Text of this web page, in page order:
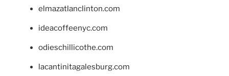
elmazatlanclinton.com
ideacoffeenyc.com
odieschillicothe.com
lacantinitagalesburg.com